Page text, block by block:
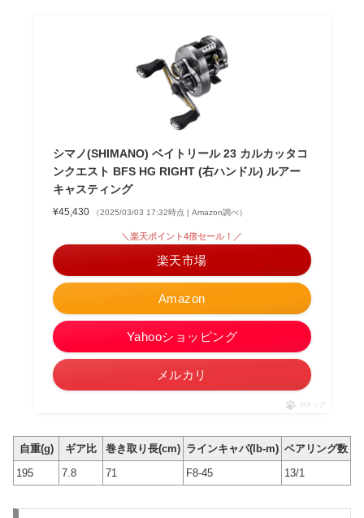
シマノ(SHIMANO) ベイトリール 23 カルカッタコ
ンクエスト BFS HG RIGHT (右ハンドル) ルアー
キャスティング
¥45,430 （2025/03/03 17:32時点 | Amazon調べ）
Amazon
＼楽天ポイント4倍セール！／
楽天市場
Yahooショッピング
メルカリ
ポチップ
自重(g) ギア比 巻き取り長(cm) ラインキャパ(lb-m) ベアリング数
195
7.8 71 F8-45 13/1